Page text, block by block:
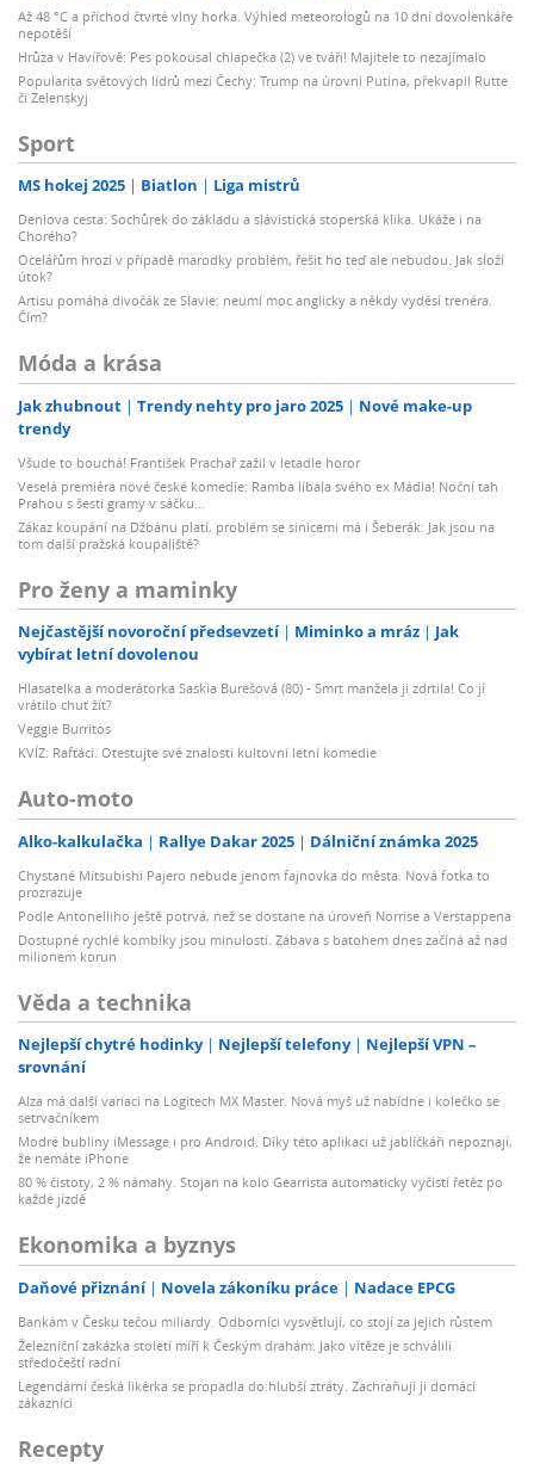
Až 48 °C a příchod čtvrté vlny horka. Výhled meteorologů na 10 dní dovolenkáře
nepotěší
Hrůza v Havířově: Pes pokousal chlapečka (2) ve tváři! Majitele to nezajímalo
Popularita světových lídrů mezi Čechy: Trump na úrovni Putina, překvapil Rutte
či Zelenskyj
Sport
MS hokej 2025 Biatlon Liga mistrů
Deniova cesta: Sochůrek do základu a slávistická stoperská klika. Ukáže i na
Chorého?
Ocelářům hrozí v případě marodky problém, řešit ho teď ale nebudou. Jak složí
útok?
Artisu pomáhá divočák ze Slavie: neumí moc anglicky a někdy vyděsí trenéra.
Čím?
Móda a krása
Jak zhubnout Trendy nehty pro jaro 2025
Nové make-up
trendy
Všude to bouchá! František Prachař zažil v letadle horor
Veselá premiéra nové české komedie: Ramba líbala svého ex Mádla! Noční tah
Prahou s šesti gramy v sáčku…
Zákaz koupání na Džbánu platí, problém se sinicemi má i Šeberák: Jak jsou na
tom další pražská koupaliště?
Pro ženy a maminky
Nejčastější novoroční předsevzetí Miminko a mráz
Jak
vybírat letní dovolenou
Hlasatelka a moderátorka Saskia Burešová (80) - Smrt manžela ji zdrtila! Co jí
vrátilo chuť žít?
Veggie Burritos
KVÍZ: Rafťáci. Otestujte své znalosti kultovní letní komedie
Auto-moto
Alko-kalkulačka Rallye Dakar 2025 Dálniční známka 2025
Chystané Mitsubishi Pajero nebude jenom fajnovka do města. Nová fotka to
prozrazuje
Podle Antonelliho ještě potrvá, než se dostane na úroveň Norrise a Verstappena
Dostupné rychlé kombíky jsou minulostí. Zábava s batohem dnes začíná až nad
milionem korun
Věda a technika
Nejlepší chytré hodinky Nejlepší telefony
Nejlepší VPN –
srovnání
Alza má další variaci na Logitech MX Master. Nová myš už nabídne i kolečko se
setrvačníkem
Modré bubliny iMessage i pro Android. Díky této aplikaci už jablíčkáři nepoznají,
že nemáte iPhone
80 % čistoty, 2 % námahy. Stojan na kolo Gearrista automaticky vyčistí řetěz po
každé jízdě
Ekonomika a byznys
Daňové přiznání Novela zákoníku práce Nadace EPCG
Bankám v Česku tečou miliardy. Odborníci vysvětlují, co stojí za jejich růstem
Železniční zakázka století míří k Českým drahám. Jako vítěze je schválili
středočeští radní
Legendární česká likérka se propadla do hlubší ztráty. Zachraňují ji domácí
zákazníci
Recepty